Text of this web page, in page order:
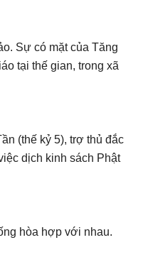
Sự có mặt của Tăng
tại thế gian, trong xã
(thế kỷ 5), trợ thủ đắc
dịch kinh sách Phật
hòa hợp với nhau.